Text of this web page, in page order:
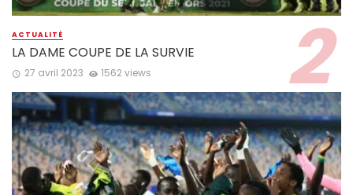
ACTUALITÉ
LA DAME COUPE DE LA SURVIE
27 avril 2023 1562 views